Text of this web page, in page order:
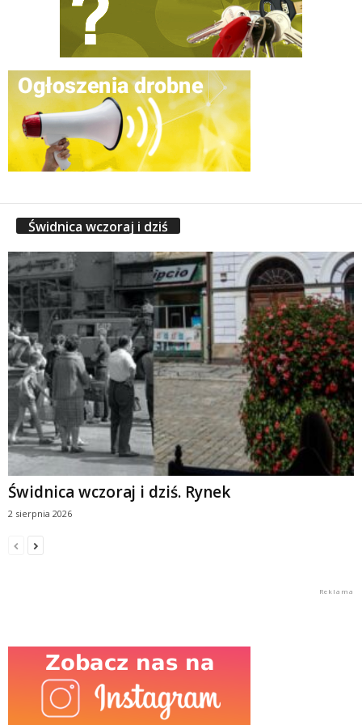
Świdnica wczoraj i dziś
Świdnica wczoraj i dziś. Rynek
2 sierpnia 2026